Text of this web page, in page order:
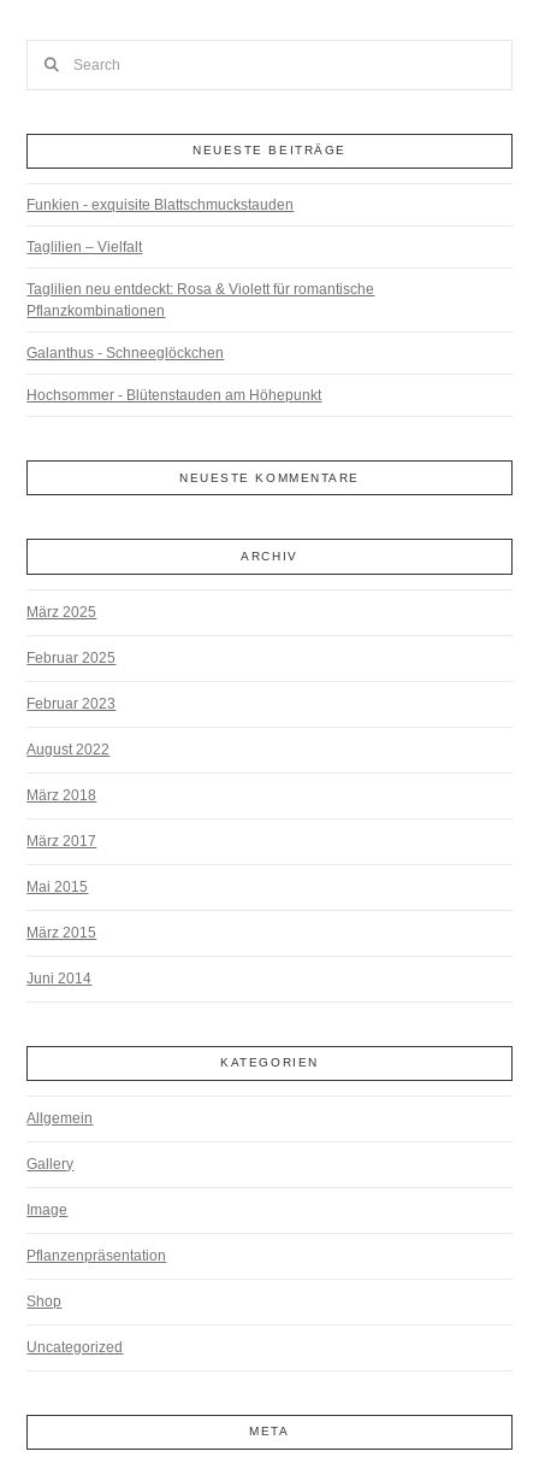
NEUESTE BEITRÄGE
Funkien - exquisite Blattschmuckstauden
Taglilien – Vielfalt
Taglilien neu entdeckt: Rosa & Violett für romantische
Pflanzkombinationen
Galanthus - Schneeglöckchen
Hochsommer - Blütenstauden am Höhepunkt
NEUESTE KOMMENTARE
ARCHIV
März 2025
Februar 2025
Februar 2023
August 2022
März 2018
März 2017
Mai 2015
März 2015
Juni 2014
KATEGORIEN
Allgemein
Gallery
Image
Pflanzenpräsentation
Shop
Uncategorized
META